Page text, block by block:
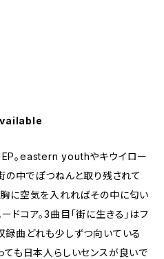
。eastern youthやキウイロー
の中でぽつねんと取り残されて
に空気を入れればその中に匂い
ドコア。3曲目「街に生きる」はフ
録曲どれも少しずつ向いている
ても日本人らしいセンスが良いで